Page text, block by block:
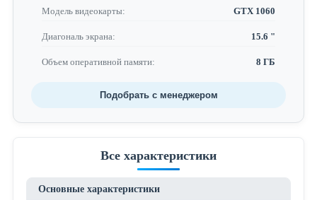
Модель видеокарты: GTX 1060
Диагональ экрана: 15.6 "
Объем оперативной памяти: 8 ГБ
Подобрать с менеджером
Все характеристики
Основные характеристики